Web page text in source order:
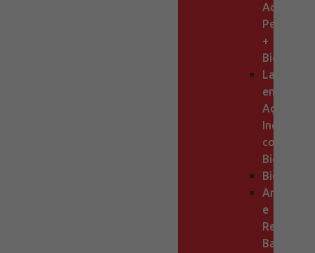
Pedal
+
Bicas
em
Aço
Inox
com
Bica
Bicas
e
Baixo